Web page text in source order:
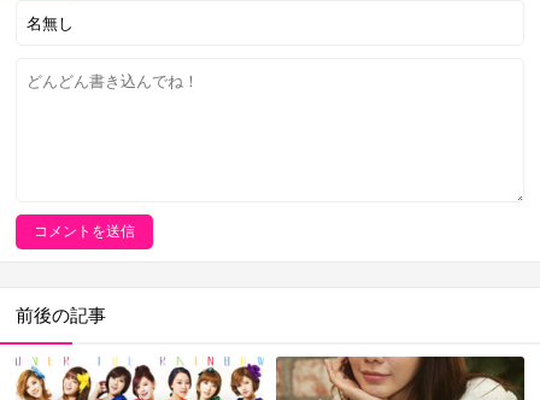
前後の記事